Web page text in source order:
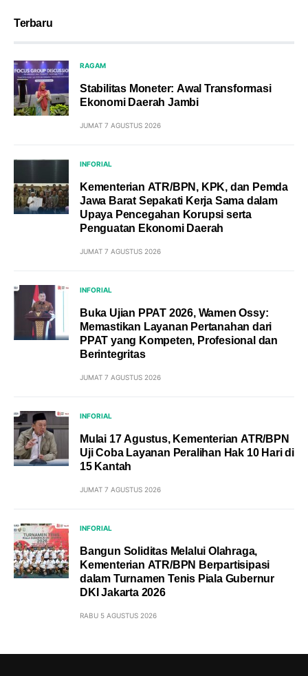
Terbaru
RAGAM
Stabilitas Moneter: Awal Transformasi
Ekonomi Daerah Jambi
JUMAT 7 AGUSTUS 2026
INFORIAL
Kementerian ATR/BPN, KPK, dan Pemda
Jawa Barat Sepakati Kerja Sama dalam
Upaya Pencegahan Korupsi serta
Penguatan Ekonomi Daerah
JUMAT 7 AGUSTUS 2026
INFORIAL
Buka Ujian PPAT 2026, Wamen Ossy:
Memastikan Layanan Pertanahan dari
PPAT yang Kompeten, Profesional dan
Berintegritas
JUMAT 7 AGUSTUS 2026
INFORIAL
Mulai 17 Agustus, Kementerian ATR/BPN
Uji Coba Layanan Peralihan Hak 10 Hari di
15 Kantah
JUMAT 7 AGUSTUS 2026
INFORIAL
Bangun Soliditas Melalui Olahraga,
Kementerian ATR/BPN Berpartisipasi
dalam Turnamen Tenis Piala Gubernur
DKI Jakarta 2026
RABU 5 AGUSTUS 2026